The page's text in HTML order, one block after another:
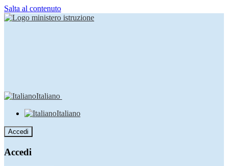
Salta al contenuto
Italiano
Italiano
Accedi
Accedi